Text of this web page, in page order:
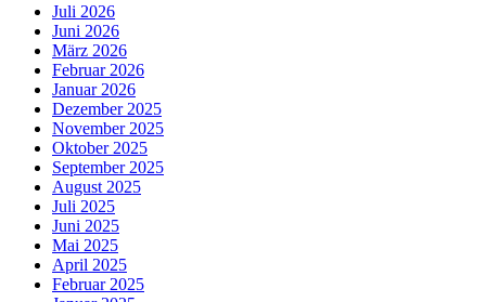
Juli 2026
Juni 2026
März 2026
Februar 2026
Januar 2026
Dezember 2025
November 2025
Oktober 2025
September 2025
August 2025
Juli 2025
Juni 2025
Mai 2025
April 2025
Februar 2025